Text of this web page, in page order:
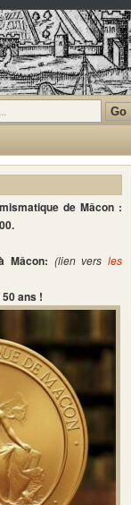
de Mâcon :
Mâcon: (lien vers les
ans !